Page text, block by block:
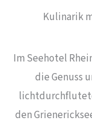
Kulinarik
Im Seehotel
die Genuss
den